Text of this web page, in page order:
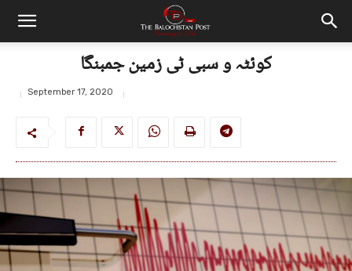
کوئٹہ و سبی ٹی زمین جمبنگا
September 17, 2020